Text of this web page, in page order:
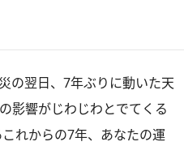
の翌日、7年ぶりに動いた天
影響がじわじわとでてくる
れからの7年、あなたの運